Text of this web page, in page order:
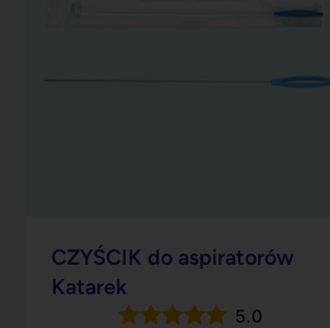
CZYŚCIK do aspiratorów
Katarek
5.0